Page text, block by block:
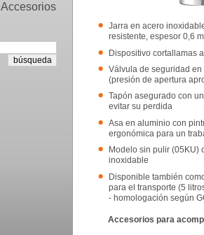
Accesorios
Jarra en acero
resistente, espesor 0,6
Dispositivo cortallamas
Válvula de seguridad
(presión de apertura
Tapón asegurado con
evitar su perdida
Asa en aluminio con
ergonómica para un
Modelo sin pulir (05KU)
inoxidable
Disponible también
para el transporte (5
- homologación según
Accesorios para